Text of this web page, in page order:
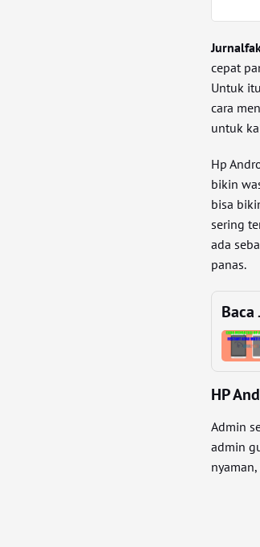
cepat
Untuk
cara
untuk
Hp
bikin
bisa
sering
ada
panas.
Baca
HP
Admin
admin